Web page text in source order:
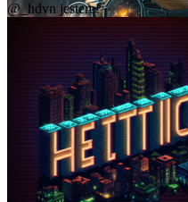
@_hdvn jestem!